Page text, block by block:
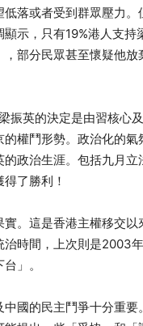
落或者受到群眾壓力。
示，只有19%港人支持
部分民眾甚至懷疑他放
振英的決定是由習核心
的權鬥形勢。政治化的氣
政治生涯。包括九月立
了勝利！
。這是香港主權移交以
治時間，上次則是2003
」。
國的民主鬥爭十分重要